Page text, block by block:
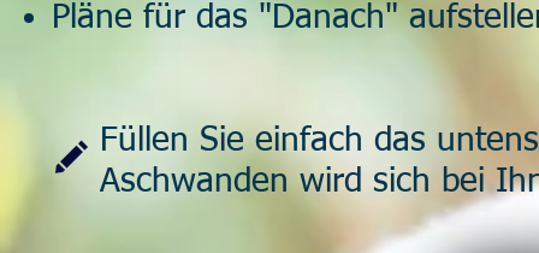
Pläne für das "Danach"
Füllen Sie einfach das
Aschwanden wird sich bei